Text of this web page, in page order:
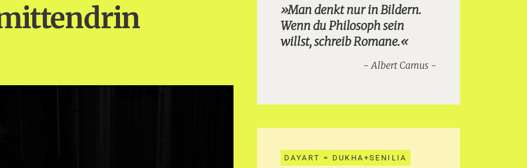
»Man denkt nur in Bildern.
Wenn du Philosoph sein
willst, schreib Romane.«
Albert Camus
DAYART = DUKHA+SENILIA